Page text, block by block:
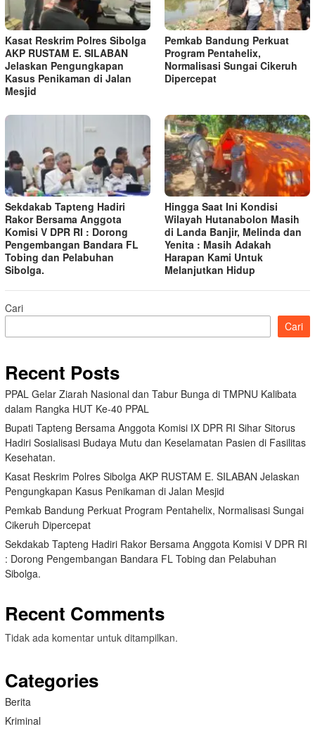
Kasat Reskrim Polres Sibolga
AKP RUSTAM E. SILABAN
Jelaskan Pengungkapan
Kasus Penikaman di Jalan
Mesjid
Pemkab Bandung Perkuat
Program Pentahelix,
Normalisasi Sungai Cikeruh
Dipercepat
Sekdakab Tapteng Hadiri
Rakor Bersama Anggota
Komisi V DPR RI : Dorong
Pengembangan Bandara FL
Tobing dan Pelabuhan
Sibolga.
Hingga Saat Ini Kondisi
Wilayah Hutanabolon Masih
di Landa Banjir, Melinda dan
Yenita : Masih Adakah
Harapan Kami Untuk
Melanjutkan Hidup
Cari
Cari
Recent Posts
PPAL Gelar Ziarah Nasional dan Tabur Bunga di TMPNU Kalibata
dalam Rangka HUT Ke-40 PPAL
Bupati Tapteng Bersama Anggota Komisi IX DPR RI Sihar Sitorus
Hadiri Sosialisasi Budaya Mutu dan Keselamatan Pasien di Fasilitas
Kesehatan.
Kasat Reskrim Polres Sibolga AKP RUSTAM E. SILABAN Jelaskan
Pengungkapan Kasus Penikaman di Jalan Mesjid
Pemkab Bandung Perkuat Program Pentahelix, Normalisasi Sungai
Cikeruh Dipercepat
Sekdakab Tapteng Hadiri Rakor Bersama Anggota Komisi V DPR RI
: Dorong Pengembangan Bandara FL Tobing dan Pelabuhan
Sibolga.
Recent Comments
Tidak ada komentar untuk ditampilkan.
Categories
Berita
Kriminal